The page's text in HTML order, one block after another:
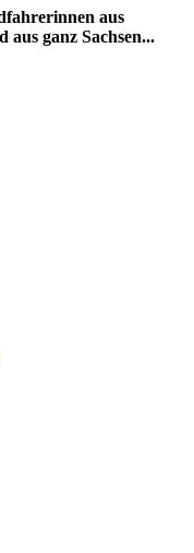
aus
ganz Sachsen...